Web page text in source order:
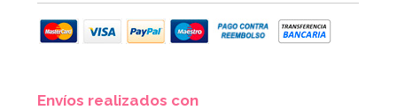
Envíos realizados con